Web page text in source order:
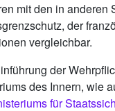
mit den in anderen
der
vergleichbar.
der
des Innern, wie
für